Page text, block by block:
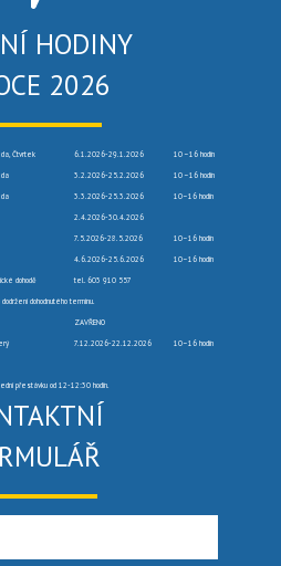
HODINY
2026
Čtvrtek 6.1.2026-29.1.2026 10 –16 hodin
3.2.2026-25.2.2026 10 –16 hodin
3.3.2026-25.3.2026 10–16 hodin
2.4.2026-30.4.2026
7.5.2026-28.5.2026 10–16 hodin
4.6.2026-25.6.2026 10–16 hodin
dohodě tel. 603 910 557
dohodnutého termínu.
ZAVŘENO
7.12.2026-22.12.2026 10–16 hodin
přestávku od 12-12:30 hodin.